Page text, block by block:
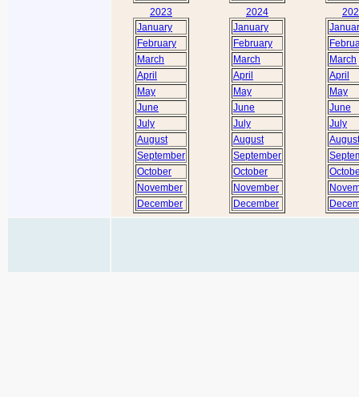
2023
January
February
March
April
May
June
July
August
September
October
November
December
2024
January
February
March
April
May
June
July
August
September
October
November
December
March
April
May
June
July
August